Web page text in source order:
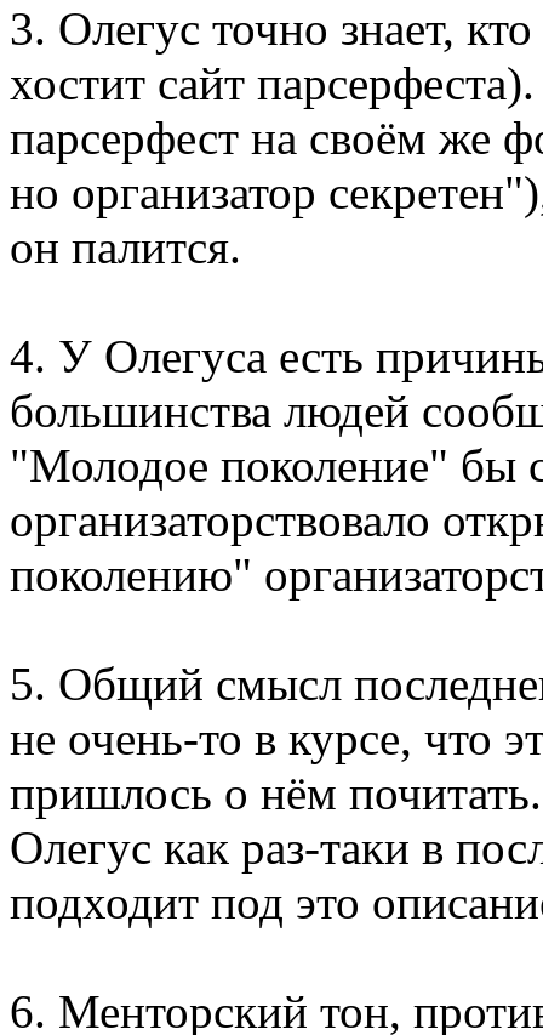
3. Олегус точно знает,
хостит сайт
парсерфест на своём же
но организатор
он палится.
4. У Олегуса есть
большинства людей
"Молодое поколение" бы
организаторствовало
поколению"
5. Общий смысл
не очень-то в курсе, что
пришлось о нём почитать.
Олегус как раз-таки в
подходит под это
6. Менторский тон,